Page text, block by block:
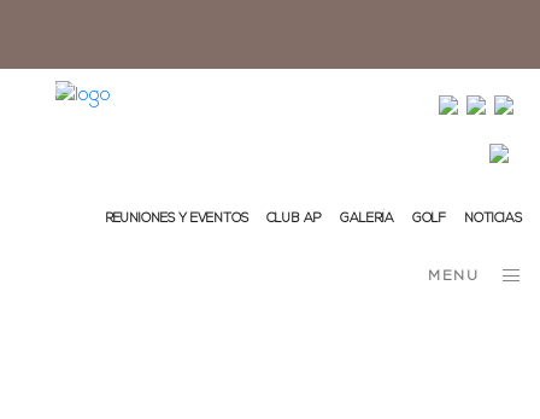
REUNIONES Y EVENTOS CLUB AP GALERÍA GOLF NOTICIAS
MENU